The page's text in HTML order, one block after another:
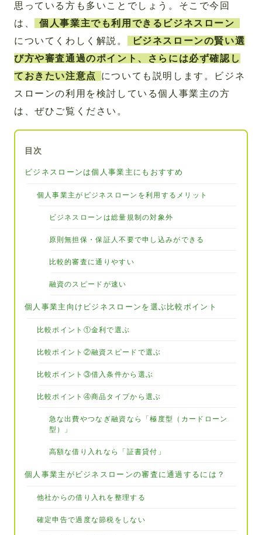
思っている方も多いことでしょう。そこで今回
は、
個人事業主でも利用できるビジネスローン
についてくわしく解説。
ビジネスローンの賢い選
び方や審査通過のポイント、さらには必ず確認し
ておきたい注意点
についても説明します。ビジネ
スローンの利用を検討している個人事業主の方
は、ぜひご覧ください。
目次
ビジネスローンは個人事業主にもおすすめ
個人事業主がビジネスローンを利用するメリット
ビジネスローンは総量規制の対象外
原則無担保・保証人不要で申し込みができる
比較的審査に通りやすい
融資のスピードが速い
個人事業主向けビジネスローンを選ぶ比較ポイント
比較ポイント①金利で選ぶ
比較ポイント②融資スピードで選ぶ
比較ポイント③借入条件から選ぶ
比較ポイント④商品タイプから選ぶ
急な出費やつなぎ融資なら「極度型（カードローン
型）」
高額な借り入れなら「証書貸付」
個人事業主がビジネスローンの審査に通過するには？
他社からの借り入れを整理する
確定申告で過度な節税をしない